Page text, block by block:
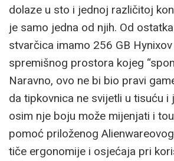
dolaze u sto i jednoj različitoj
je samo jedna od njih. Od
stvarčica imamo 256 GB Hynixov
spremišnog prostora kojeg
Naravno, ovo ne bi bio pravi
da tipkovnica ne svijetli u tisuću i
osim nje boju može mijenjati i
pomoć priloženog
tiče ergonomije i osjećaja pri